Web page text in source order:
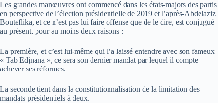
Les grandes manœuvres ont commencé dans les états-majors des partis
en perspective de l’élection présidentielle de 2019 et l’après-Abdelaziz
Bouteflika, et ce n’est pas lui faire offense que de le dire, est conjugué
au présent, pour au moins deux raisons :
La première, et c’est lui-même qui l’a laissé entendre avec son fameux
« Tab Edjnana », ce sera son dernier mandat par lequel il compte
achever ses réformes.
La seconde tient dans la constitutionnalisation de la limitation des
mandats présidentiels à deux.